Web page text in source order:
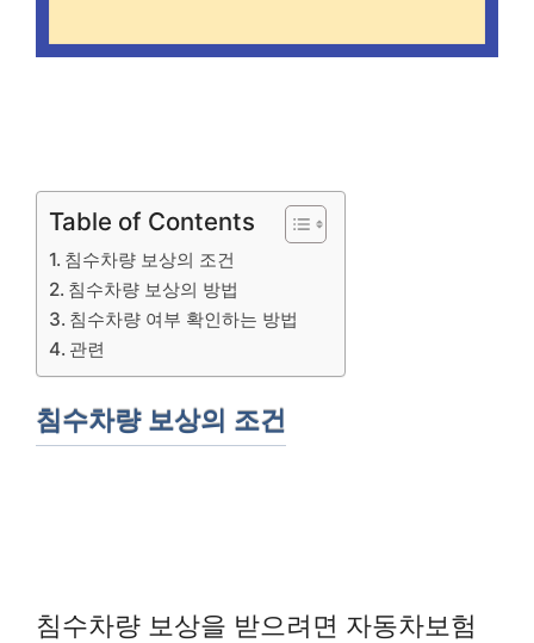
Table of Contents
침수차량 보상의 조건
침수차량 보상의 방법
침수차량 여부 확인하는 방법
관련
침수차량 보상의 조건
침수차량 보상을 받으려면 자동차보험